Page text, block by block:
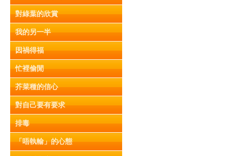
對綠葉的欣賞
我的另一半
因禍得福
忙裡偷閒
芥菜種的信心
對自己要有要求
排毒
「唔執輸」的心態